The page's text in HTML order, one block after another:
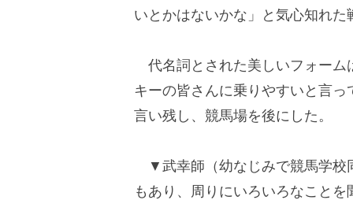
いとかはないかな」と気心知れた
代名詞とされた美しいフォーム
キーの皆さんに乗りやすいと言
言い残し、競馬場を後にした。
▼武幸師（幼なじみで競馬学校
もあり、周りにいろいろなこと